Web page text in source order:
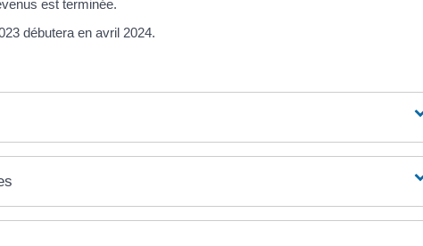
est terminée.
débutera en avril 2024.